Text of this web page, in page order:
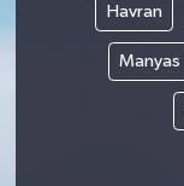
Havran
Manyas